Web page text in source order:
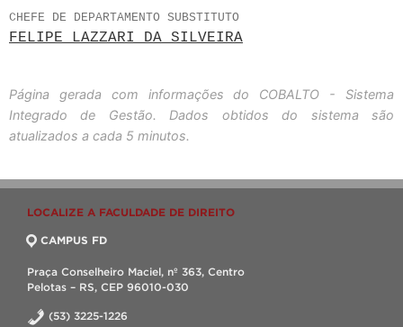
CHEFE DE DEPARTAMENTO SUBSTITUTO
FELIPE LAZZARI DA SILVEIRA
Página gerada com informações do COBALTO - Sistema
Integrado de Gestão. Dados obtidos do sistema são
atualizados a cada 5 minutos.
LOCALIZE A FACULDADE DE DIREITO
CAMPUS FD
Praça Conselheiro Maciel, nº 363, Centro
Pelotas – RS, CEP 96010-030
(53) 3225-1226